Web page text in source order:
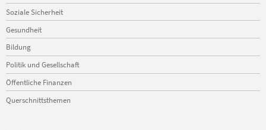
Soziale Sicherheit
Gesundheit
Bildung
Politik und Gesellschaft
Öffentliche Finanzen
Querschnittsthemen